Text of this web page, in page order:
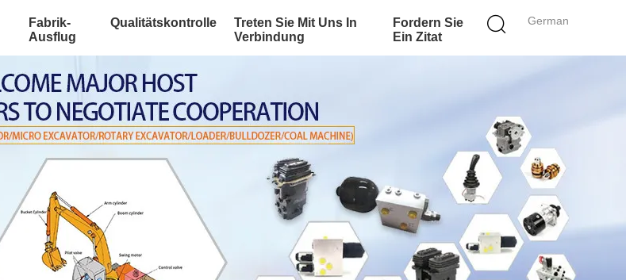
German
Fabrik-
Ausflug
Qualitätskontrolle
Treten Sie Mit Uns In
Verbindung
Fordern Sie
Ein Zitat